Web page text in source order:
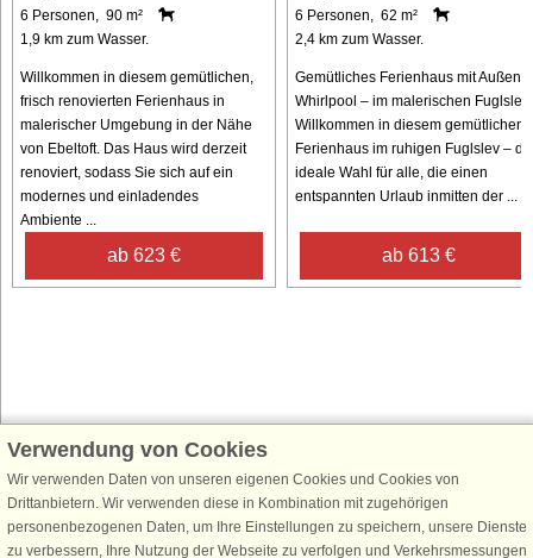
6 Personen, 90 m²
1,9 km zum Wasser.
Willkommen in diesem gemütlichen,
frisch renovierten Ferienhaus in
malerischer Umgebung in der Nähe
von Ebeltoft. Das Haus wird derzeit
renoviert, sodass Sie sich auf ein
modernes und einladendes
Ambiente ...
ab 623 €
6 Personen, 62 m²
2,4 km zum Wasser.
Gemütliches Ferienhaus mit Außen-
Whirlpool – im malerischen Fuglslev
Willkommen in diesem gemütlichen
Ferienhaus im ruhigen Fuglslev –
ideale Wahl für alle, die einen
entspannten Urlaub inmitten der ...
ab 613 €
Schließen Sie sich 100.000 Ferienhaus-Fans an
Erhalten Sie einenWillkommensgutschein von 25 € für Ihren nächsten
Ferienhausurlaub - melden Sie sich einfach für den DanCenter Newsletter
an. Verpassen Sie nie wieder exklusive Angebote, Gewinnspiele und
Verwendung von Cookies
Wir verwenden Daten von unseren eigenen Cookies und Cookies von
Drittanbietern. Wir verwenden diese in Kombination mit zugehörigen
personenbezogenen Daten, um Ihre Einstellungen zu speichern, unsere Dienste
zu verbessern, Ihre Nutzung der Webseite zu verfolgen und Verkehrsmessungen